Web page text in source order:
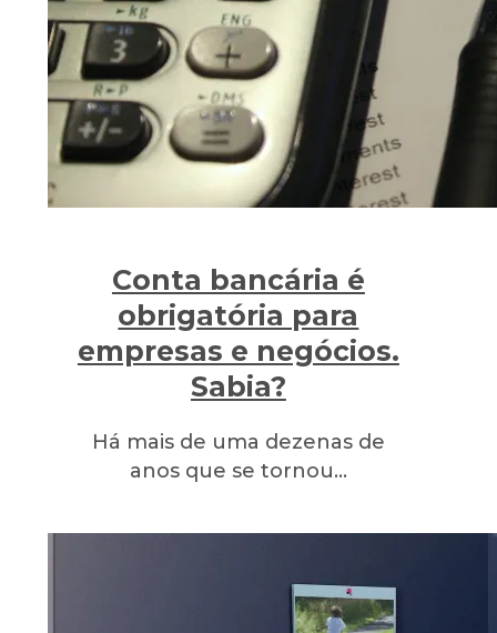
Conta bancária é
obrigatória para
empresas e negócios.
Sabia?
Há mais de uma dezenas de
anos que se tornou…